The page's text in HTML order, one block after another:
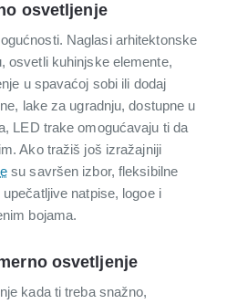
osvetljenje
Naglasi arhitektonske
osvetli kuhinjske elemente,
u spavaćoj sobi ili dodaj
lake za ugradnju, dostupne u
LED trake omogućavaju ti da
Ako tražiš još izražajniji
su savršen izbor, fleksibilne
natpise, logoe i
bojama.
osvetljenje
kada ti treba snažno,